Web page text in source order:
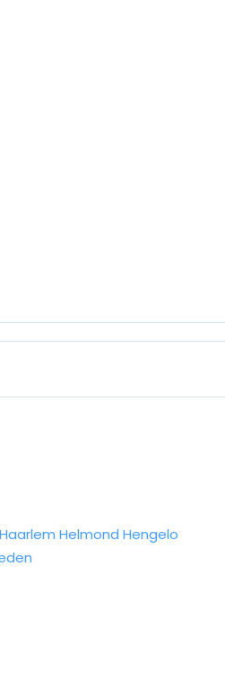
Haarlem Helmond Hengelo